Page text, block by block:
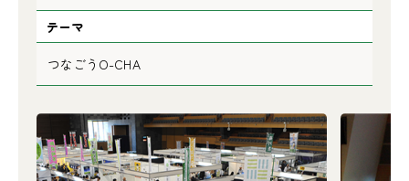
テーマ
つなごうO-CHA